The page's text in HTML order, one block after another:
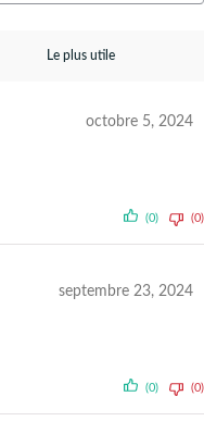
octobre 5, 2024
(0) (0)
septembre 23, 2024
(0) (0)